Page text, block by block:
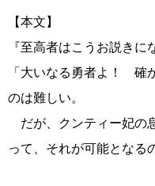
【本文】
『至高者はこうお説きに
「大いなる勇者よ！ 確
のは難しい。
だが、クンティー妃の
って、それが可能となる